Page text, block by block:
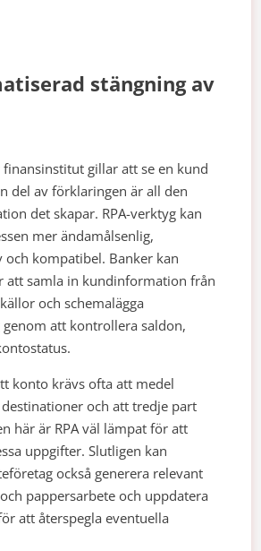
stängning av
finansinstitut gillar att se en kund
del av förklaringen är all den
det skapar. RPA-verktyg kan
mer ändamålsenlig,
och kompatibel. Banker kan
att samla in kundinformation från
och schemalägga
att kontrollera saldon,
konto krävs ofta att medel
och att tredje part
här är RPA väl lämpat för att
uppgifter. Slutligen kan
också generera relevant
pappersarbete och uppdatera
att återspegla eventuella